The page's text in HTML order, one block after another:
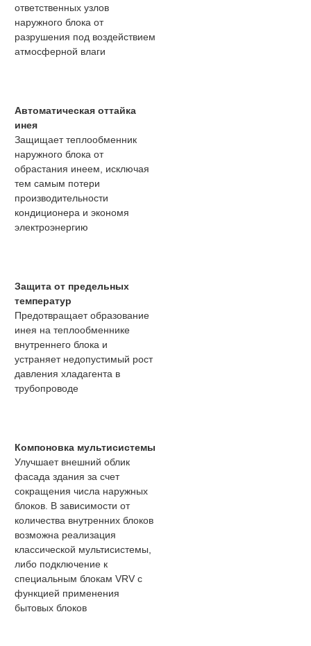
ответственных узлов
наружного блока от
разрушения под воздействием
атмосферной влаги
Автоматическая оттайка
инея
Защищает теплообменник
наружного блока от
обрастания инеем, исключая
тем самым потери
производительности
кондиционера и экономя
электроэнергию
Защита от предельных
температур
Предотвращает образование
инея на теплообменнике
внутреннего блока и
устраняет недопустимый рост
давления хладагента в
трубопроводе
Компоновка мультисистемы
Улучшает внешний облик
фасада здания за счет
сокращения числа наружных
блоков. В зависимости от
количества внутренних блоков
возможна реализация
классической мультисистемы,
либо подключение к
специальным блокам VRV с
функцией применения
бытовых блоков